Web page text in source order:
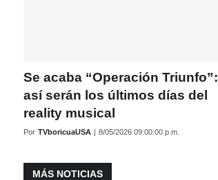
Se acaba “Operación Triunfo”:
así serán los últimos días del
reality musical
Por TVboricuaUSA | 8/05/2026 09:00:00 p.m.
MÁS NOTICIAS